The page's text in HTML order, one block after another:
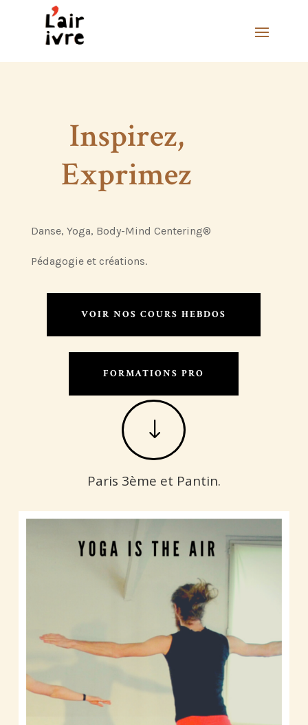
Inspirez,
Exprimez
Danse, Yoga, Body-Mind Centering®
Pédagogie et créations.
VOIR NOS COURS HEBDOS
FORMATIONS PRO
"
Paris 3ème et Pantin.